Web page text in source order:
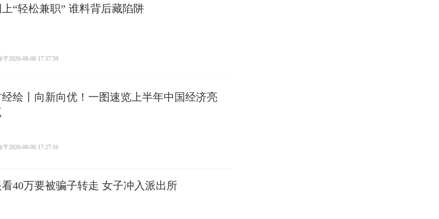
“轻松兼职” 谁料背后藏陷阱
于2026-08-06 17:37:59
绘丨向新向优！一图速览上半年中国经济亮
于2026-08-06 17:27:16
40万要被骗子转走 女子冲入派出所